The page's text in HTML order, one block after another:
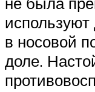
в носовой
доле.